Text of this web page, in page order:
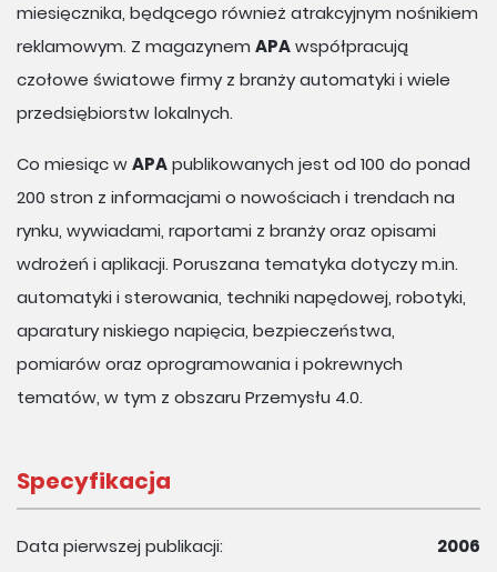
miesięcznika, będącego również atrakcyjnym nośnikiem
reklamowym. Z magazynem APAwspółpracują
czołowe światowe firmy z branży automatyki i wiele
przedsiębiorstw lokalnych.
Co miesiąc wAPApublikowanych jest od 100 do ponad
200 stron z informacjami o nowościach i trendach na
rynku, wywiadami, raportami z branży oraz opisami
wdrożeń i aplikacji. Poruszana tematyka dotyczy m.in.
automatyki i sterowania, techniki napędowej, robotyki,
aparatury niskiego napięcia, bezpieczeństwa,
pomiarów oraz oprogramowania i pokrewnych
tematów, w tym z obszaru Przemysłu 4.0.
Specyfikacja
Data pierwszej publikacji:
2006